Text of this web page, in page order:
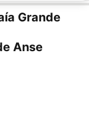
Grande
Anse